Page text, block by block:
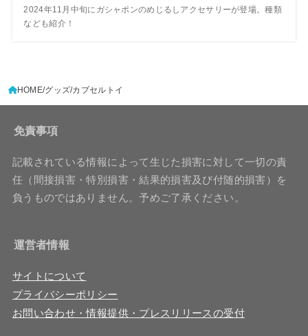
2024年11月中旬にガシャポンのめじるしアクセサリーが登場。種類
なども紹介！
HOME グッズ カプセルトイ
免責事項
記載されている情報によって生じた損害に対して一切の責
任（間接損害・特別損害・結果的損害及び付随的損害）を
負うものではありません。予めご了承ください。
運営者情報
サイトについて
プライバシーポリシー
お問い合わせ・情報提供・プレスリリースの受付